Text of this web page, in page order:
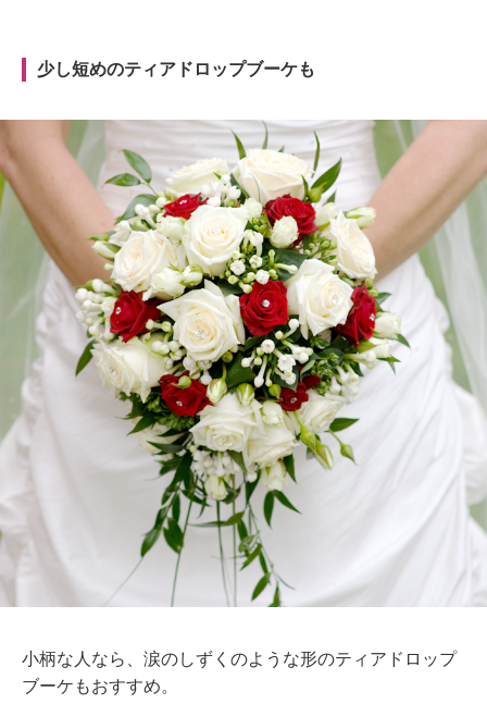
少し短めのティアドロップブーケも
小柄な人なら、涙のしずくのような形のティアドロップ
ブーケもおすすめ。